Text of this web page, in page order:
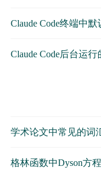
Claude Code终端中
Claude Code后台运
学术论文中常见的词
格林函数中Dyson方